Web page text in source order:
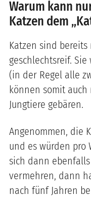
Warum kann
Katzen dem
Katzen sind
geschlechtsreif.
(in der Regel alle
können somit
Jungtiere gebären.
Angenommen, die
und es würden pro
sich dann
vermehren, dann
nach fünf Jahren